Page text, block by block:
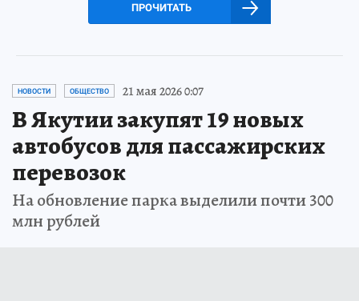
ПРОЧИТАТЬ
НОВОСТИ ОБЩЕСТВО 21 мая 2026 0:07
В Якутии закупят 19 новых
автобусов для пассажирских
перевозок
На обновление парка выделили почти 300
млн рублей